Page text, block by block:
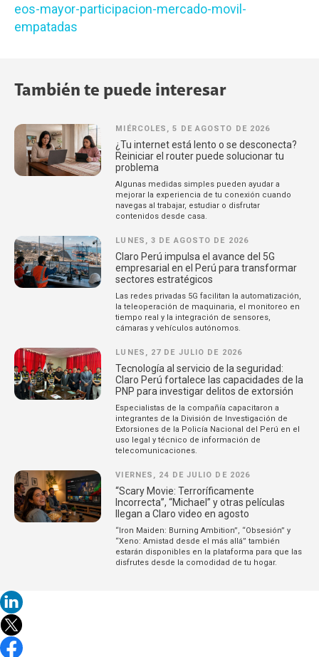
eos-mayor-participacion-mercado-movil-
empatadas
También te puede interesar
MIÉRCOLES, 5 DE AGOSTO DE 2026
¿Tu internet está lento o se desconecta?
Reiniciar el router puede solucionar tu
problema
Algunas medidas simples pueden ayudar a
mejorar la experiencia de tu conexión cuando
navegas al trabajar, estudiar o disfrutar
contenidos desde casa.
LUNES, 3 DE AGOSTO DE 2026
Claro Perú impulsa el avance del 5G
empresarial en el Perú para transformar
sectores estratégicos
Las redes privadas 5G facilitan la automatización,
la teleoperación de maquinaria, el monitoreo en
tiempo real y la integración de sensores,
cámaras y vehículos autónomos.
LUNES, 27 DE JULIO DE 2026
Tecnología al servicio de la seguridad:
Claro Perú fortalece las capacidades de la
PNP para investigar delitos de extorsión
Especialistas de la compañía capacitaron a
integrantes de la División de Investigación de
Extorsiones de la Policía Nacional del Perú en el
uso legal y técnico de información de
telecomunicaciones.
VIERNES, 24 DE JULIO DE 2026
“Scary Movie: Terroríficamente
Incorrecta”, “Michael” y otras películas
llegan a Claro video en agosto
“Iron Maiden: Burning Ambition”, “Obsesión” y
“Xeno: Amistad desde el más allá” también
estarán disponibles en la plataforma para que las
disfrutes desde la comodidad de tu hogar.